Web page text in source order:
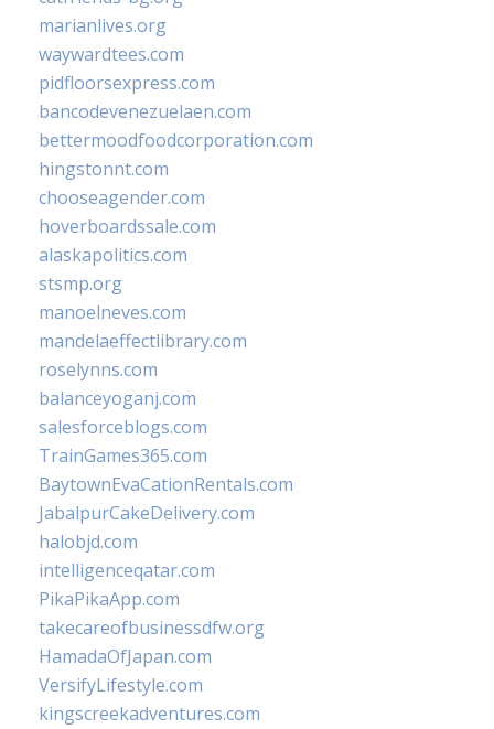
marianlives.org
waywardtees.com
pidfloorsexpress.com
bancodevenezuelaen.com
bettermoodfoodcorporation.com
hingstonnt.com
chooseagender.com
hoverboardssale.com
alaskapolitics.com
stsmp.org
manoelneves.com
mandelaeffectlibrary.com
roselynns.com
balanceyoganj.com
salesforceblogs.com
TrainGames365.com
BaytownEvaCationRentals.com
JabalpurCakeDelivery.com
halobjd.com
intelligenceqatar.com
PikaPikaApp.com
takecareofbusinessdfw.org
HamadaOfJapan.com
VersifyLifestyle.com
kingscreekadventures.com